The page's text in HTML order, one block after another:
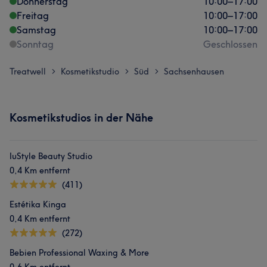
Freitag
10:00–17:00
Samstag
10:00–17:00
Sonntag
Geschlossen
Treatwell > Kosmetikstudio > Süd > Sachsenhausen
Kosmetikstudios in der Nähe
IuStyle Beauty Studio
0,4 Km entfernt
(411)
Estétika Kinga
0,4 Km entfernt
(272)
Bebien Professional Waxing & More